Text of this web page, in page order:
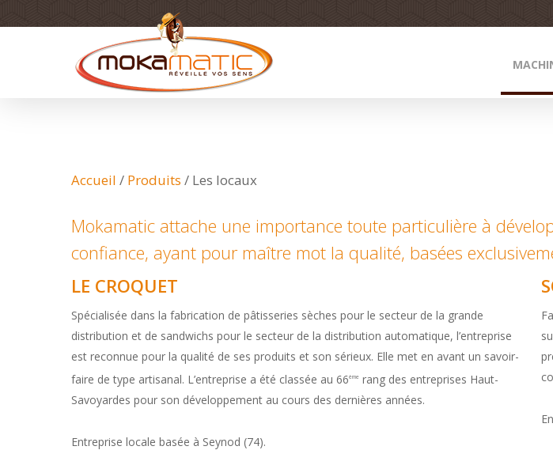
to
Accueil / Produits / Les locaux
Mokamatic attache une importance toute particulière à
confiance, ayant pour maître mot la qualité, basées
LE CROQUET
Spécialisée dans la fabrication de pâtisseries sèches pour le secteur de la grande
distribution et de sandwichs pour le secteur de la distribution automatique, l’entreprise
est reconnue pour la qualité de ses produits et son sérieux. Elle met en avant un savoir-
faire de type artisanal. L’entreprise a été classée au 66ème rang des entreprises Haut-
Savoyardes pour son développement au cours des dernières années.
Entreprise locale basée à Seynod (74).